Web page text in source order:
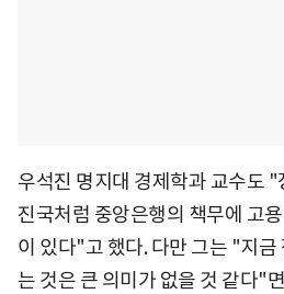
우석진 명지대 경제학과 교수도
진국처럼 중앙은행의 책무에 고
이 있다"고 했다. 다만 그는 "지
는 것은 큰 의미가 없을 것 같다"